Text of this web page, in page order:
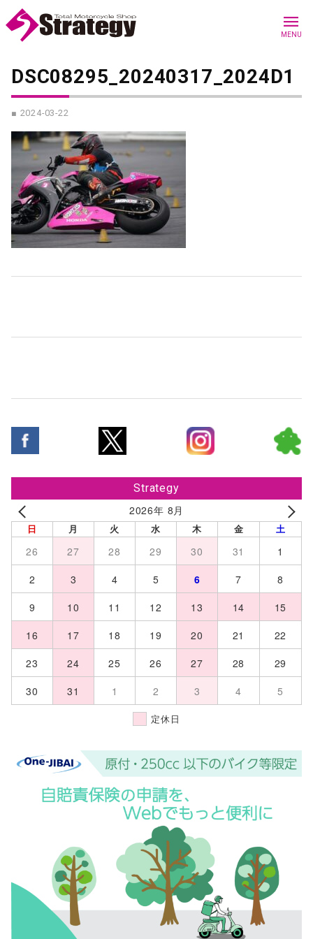
menu
MENU
Strategy
2026年 8月
日 月 火 水 木 金 土
26 27 28 29 30 31
1
2
3 4 5 6 7
8
9
10 11 12 13 14
15
16
17 18 19 20 21
22
23
24 25 26 27 28
29
30
31 1 2 3 4 5
定休日
DSC08295_20240317_2024D1
■ 2024-03-22